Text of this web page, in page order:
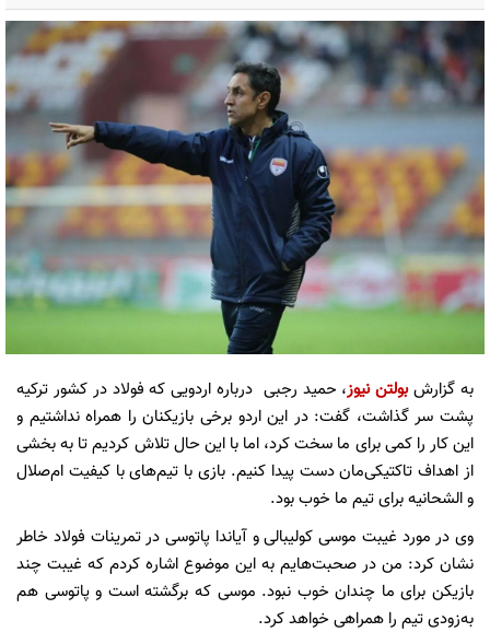
به گزارشبولتن نیوز، حمید رجبی درباره اردویی که فولاد در کشور ترکیه
پشت سر گذاشت، گفت: در این اردو برخی بازیکنان را همراه نداشتیم و
این کار را کمی برای ما سخت کرد، اما با این حال تلاش کردیم تا به بخشی
از اهداف تاکتیکی‌مان دست پیدا کنیم. بازی با تیم‌های با کیفیت ام‌صلال
و الشحانیه برای تیم ما خوب بود.
وی در مورد غیبت موسی کولیبالی و آیاندا پاتوسی در تمرینات فولاد خاطر
نشان کرد: من در صحبت‌هایم به این موضوع اشاره کردم که غیبت چند
بازیکن برای ما چندان خوب نبود. موسی که برگشته است و پاتوسی هم
به‌زودی تیم را همراهی خواهد کرد.